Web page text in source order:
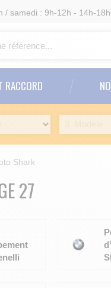
/ samedi : 9h-12h - 14h-18h
RACCORD
Shark
27